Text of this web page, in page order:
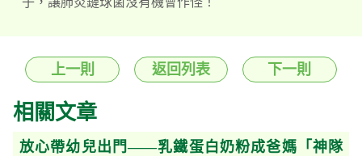
上一則 返回列表 下一則
相關文章
放心帶幼兒出門——乳鐵蛋白奶粉成爸媽「神隊